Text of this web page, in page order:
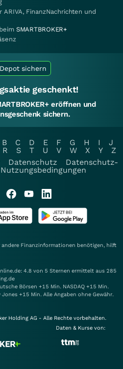
ARIVA, FinanzNachrichten und
SMARTBROKER+
sichern
geschenkt!
eröffnen und
sichern.
B C D E F G H I
J
R S T U V W X Y
Z
Datenschutz
Datenschutz-
Nutzungsbedingungen
andere Finanzinformationen benötigen, hilft
4.8 von 5 Sternen ermittelt aus 285
Börsen +15 Min. NASDAQ +15 Min.
Jones +15 Min. Alle Angaben ohne Gewähr.
Holding AG - Alle Rechte vorbehalten.
Daten & Kurse von: